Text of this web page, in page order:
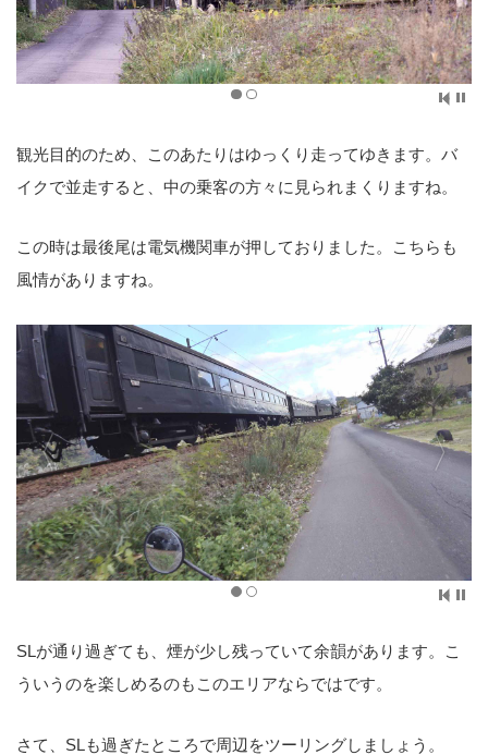
観光目的のため、このあたりはゆっくり走ってゆきます。バ
イクで並走すると、中の乗客の方々に見られまくりますね。
この時は最後尾は電気機関車が押しておりました。こちらも
風情がありますね。
SLが通り過ぎても、煙が少し残っていて余韻があります。こ
ういうのを楽しめるのもこのエリアならではです。
さて、SLも過ぎたところで周辺をツーリングしましょう。